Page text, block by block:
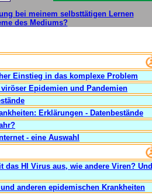
bei meinem selbsttätigen Lernen
des Mediums?
Einstieg in das komplexe Problem
Epidemien und Pandemien
Erklärungen - Datenbestände
- eine Auswahl
das HI Virus aus, wie andere Viren? Und
anderen epidemischen Krankheiten